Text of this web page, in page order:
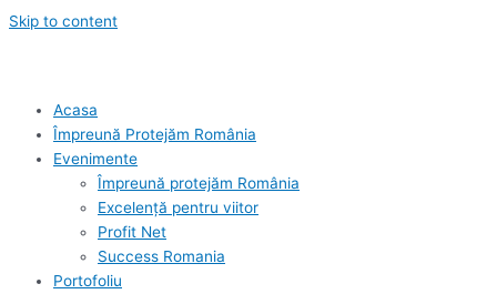
Skip to content
Acasa
Împreună Protejăm România
Evenimente
Împreună protejăm România
Excelență pentru viitor
Profit Net
Success Romania
Portofoliu